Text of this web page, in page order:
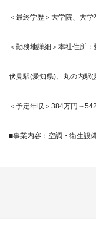
＜最終学歴＞大学院、大学
＜勤務地詳細＞本社住所
伏見駅(愛知県)、丸の内駅
＜予定年収＞384万円～
■事業内容：空調・衛生設